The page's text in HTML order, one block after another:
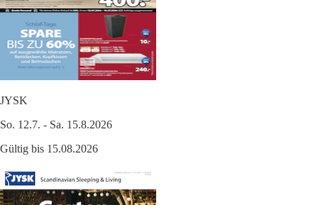
JYSK
So. 12.7. - Sa. 15.8.2026
Gültig bis 15.08.2026